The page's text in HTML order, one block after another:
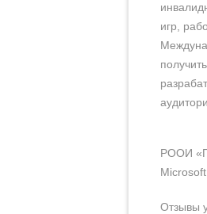
игр,
РООИ
Отзывы